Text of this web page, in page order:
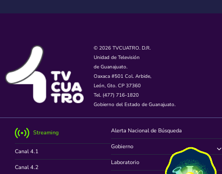
© 2026 TVCUATRO. D.R.
Unidad de Televisión
de Guanajuato.
Oaxaca #501 Col. Arbide,
León, Gto. CP 37360
Tel. (477) 716-1820
Gobierno del Estado de Guanajuato.
Streaming
Canal 4.1
Canal 4.2
Alerta Nacional de Búsqueda
Gobierno
Laboratorio